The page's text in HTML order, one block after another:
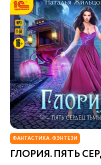
ФАНТАСТИКА. ФЭНТЕЗИ
ГЛОРИЯ. ПЯТЬ